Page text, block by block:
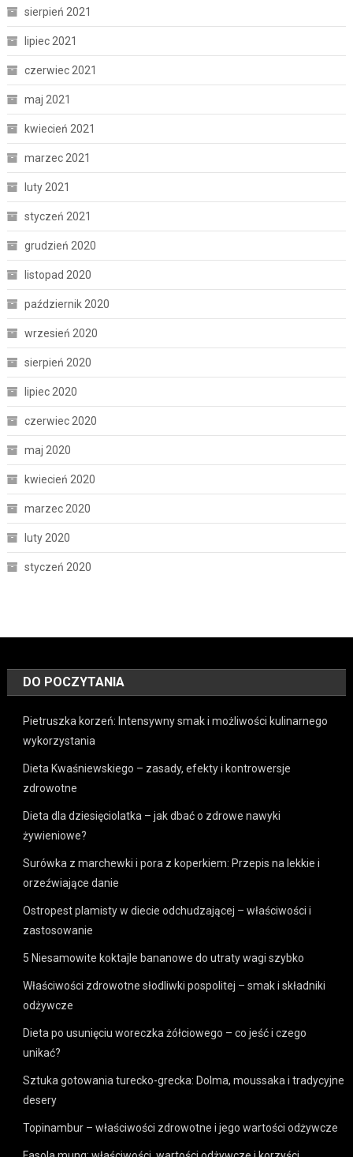
sierpień 2021
lipiec 2021
czerwiec 2021
maj 2021
kwiecień 2021
marzec 2021
luty 2021
styczeń 2021
grudzień 2020
listopad 2020
październik 2020
wrzesień 2020
sierpień 2020
lipiec 2020
czerwiec 2020
maj 2020
kwiecień 2020
marzec 2020
luty 2020
styczeń 2020
DO POCZYTANIA
Pietruszka korzeń: Intensywny smak i możliwości kulinarnego
wykorzystania
Dieta Kwaśniewskiego – zasady, efekty i kontrowersje
zdrowotne
Dieta dla dziesięciolatka – jak dbać o zdrowe nawyki
żywieniowe?
Surówka z marchewki i pora z koperkiem: Przepis na lekkie i
orzeźwiające danie
Ostropest plamisty w diecie odchudzającej – właściwości i
zastosowanie
5 Niesamowite koktajle bananowe do utraty wagi szybko
Właściwości zdrowotne słodliwki pospolitej – smak i składniki
odżywcze
Dieta po usunięciu woreczka żółciowego – co jeść i czego
unikać?
Sztuka gotowania turecko-grecka: Dolma, moussaka i tradycyjne
desery
Topinambur – właściwości zdrowotne i jego wartości odżywcze